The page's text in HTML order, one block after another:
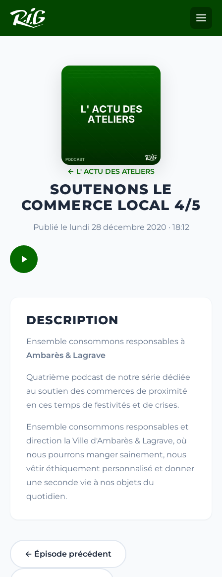
← L' ACTU DES ATELIERS
SOUTENONS LE
COMMERCE LOCAL 4/5
Publié le lundi 28 décembre 2020 · 18:12
DESCRIPTION
Ensemble consommons responsables à
Ambarès & Lagrave
Quatrième podcast de notre série dédiée
au soutien des commerces de proximité
en ces temps de festivités et de crises.
Ensemble consommons responsables et
direction la Ville d'Ambarès & Lagrave, où
nous pourrons manger sainement, nous
vêtir éthiquement personnalisé et donner
une seconde vie à nos objets du
quotidien.
← Épisode précédent